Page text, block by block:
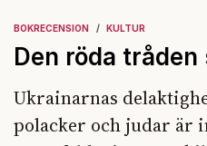
BOKRECENSION KULTUR
Den röda
Ukrainarnas
polacker och judar är